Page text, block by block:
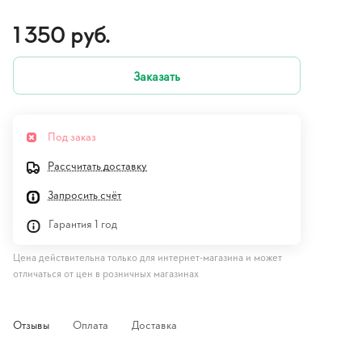
1 350 руб.
Заказать
Под заказ
Рассчитать доставку
Запросить счёт
Гарантия 1 год
Цена действительна только для интернет-магазина и может
отличаться от цен в розничных магазинах
Отзывы Оплата Доставка